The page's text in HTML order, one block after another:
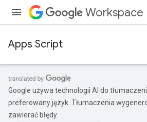
Workspace
Apps Script
Google używa technologii AI do
preferowany język. Tłumaczenia
zawierać błędy.